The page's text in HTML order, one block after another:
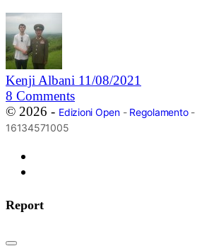
Kenji Albani 11/08/2021
8 Comments
© 2026 - Edizioni Open- Regolamento-
16134571005
Report